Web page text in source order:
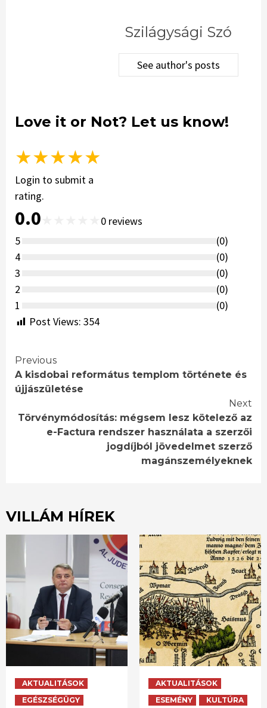
Szilágysági Szó
See author's posts
Love it or Not? Let us know!
★★★★★
Login to submit a
rating.
0.0 0 reviews
5
(0)
4
(0)
3
(0)
2
(0)
1
(0)
Post Views: 354
Continue
Reading
Previous
A kisdobai református templom története és
újjászületése
Next
Törvénymódosítás: mégsem lesz kötelező az
e-Factura rendszer használata a szerzői
jogdíjból jövedelmet szerző
magánszemélyeknek
VILLÁM HÍREK
AKTUALITÁSOK
EGÉSZSÉGÜGY
AKTUALITÁSOK
ESEMÉNY
KULTÚRA